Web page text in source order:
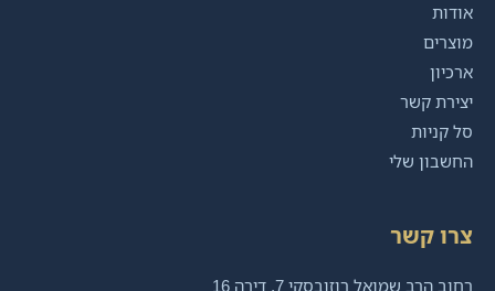
אודות
מוצרים
ארכיון
יצירת קשר
סל קניות
החשבון שלי
צרו קשר
רחוב הרב שמואל רוזובסקי 7, דירה 16